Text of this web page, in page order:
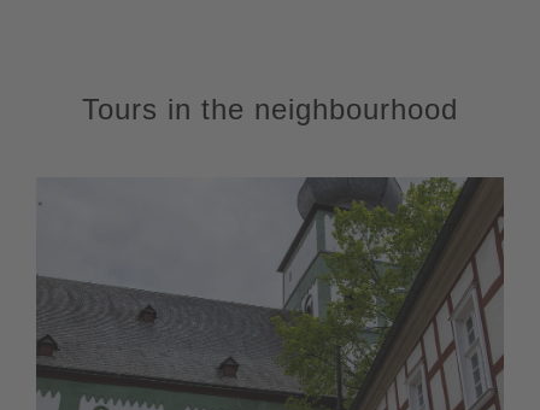
Tours in the neighbourhood